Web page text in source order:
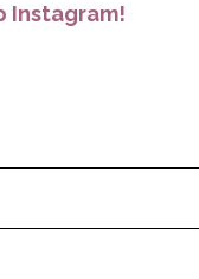
Instagram!